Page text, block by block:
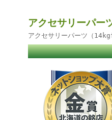
アクセサリーパー
アクセサリーパーツ（